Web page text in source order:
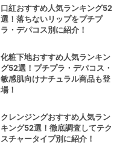
口紅おすすめ人気ランキング52
選！落ちないリップをプチプ
ラ・デパコス別に紹介！
化粧下地おすすめ人気ランキン
グ52選！プチプラ・デパコス・
敏感肌向けナチュラル商品も登
場！
クレンジングおすすめ人気ラン
キング52選！徹底調査してテク
スチャータイプ別に紹介！